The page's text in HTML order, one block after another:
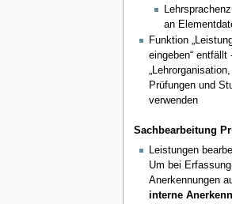
an
Funktion
eingeben“
Prüfungen und
verwenden
Sachbearbeitung
Leistungen
Um bei
Anerkennungen
interne